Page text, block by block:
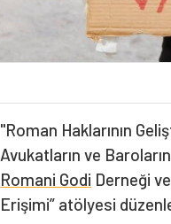
"Roman Haklarının
Avukatların ve
Romani Godi Derneği
Erişimi” atölyesi